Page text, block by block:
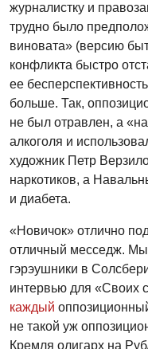
журналистку и
трудно было
виновата» (версию
конфликта быстро
ее
больше. Так,
не был отравлен, а
алкоголя и
художник Петр
наркотиков, а
и диабета.
«Новичок» отлично
отличный месседж. Мы
гэрэушники в
интервью для «Своих
каждый
не такой уж
Кремля олигарх на